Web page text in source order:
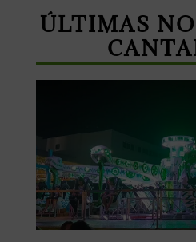
ÚLTIMAS